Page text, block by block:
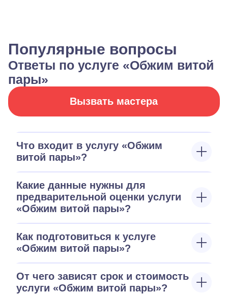
Популярные вопросы
Ответы по услуге «Обжим витой
пары»
Вызвать мастера
Что входит в услугу «Обжим
витой пары»?
Какие данные нужны для
предварительной оценки услуги
«Обжим витой пары»?
Как подготовиться к услуге
«Обжим витой пары»?
От чего зависят срок и стоимость
услуги «Обжим витой пары»?